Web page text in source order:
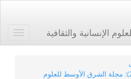
الإنسانية والثقافية
مجلد 4 عدد 2 (2024): مجلة الشرق الأوسط للعلوم